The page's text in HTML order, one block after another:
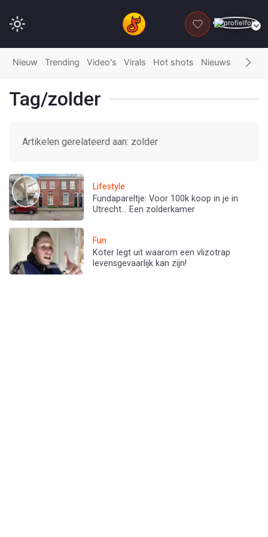
DONEER
Nieuw Trending Video's Virals Hot shots Nieuws Fails
Tag/zolder
Artikelen gerelateerd aan: zolder
Lifestyle
Fundapareltje: Voor 100k koop in je in
Utrecht... Een zolderkamer
Fun
Koter legt uit waarom een vlizotrap
levensgevaarlijk kan zijn!